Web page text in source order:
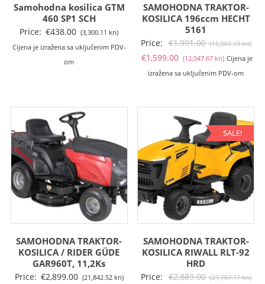
Samohodna kosilica GTM
460 SP1 SCH
Price: €438.00 (3,300.11 kn)
Cijena je izražena sa uključenim PDV-
om
SAMOHODNA TRAKTOR-
KOSILICA 196ccm HECHT
5161
Price: €1,991.00 (15,001.19 kn)
€1,599.00 (12,047.67 kn)Trenutna
cijena
(12,047.67
kn).
Cijena je
izražena sa uključenim PDV-om
SAMOHODNA TRAKTOR-
KOSILICA / RIDER GÜDE
GAR960T, 11,2Ks
Price: €2,899.00 (21,842.52 kn)
SALE!
SAMOHODNA TRAKTOR-
KOSILICA RIWALL RLT-92
HRD
Price: €2,889.00 (21,767.17 kn)